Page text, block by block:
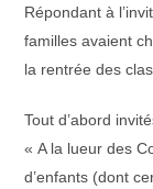
Répondant à
familles avaient
la rentrée des
Tout d’abord
« A la lueur des
d’enfants (dont